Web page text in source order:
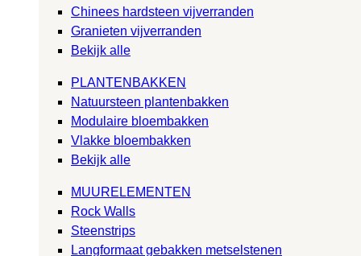
Chinees hardsteen vijverranden
Granieten vijverranden
Bekijk alle
PLANTENBAKKEN
Natuursteen plantenbakken
Modulaire bloembakken
Vlakke bloembakken
Bekijk alle
MUURELEMENTEN
Rock Walls
Steenstrips
Langformaat gebakken metselstenen